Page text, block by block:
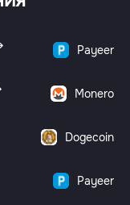
Payeer
Monero
Dogecoin
Payeer